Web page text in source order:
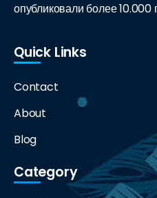
опубликовали более 10.000
Quick Links
Contact
About
Blog
Category